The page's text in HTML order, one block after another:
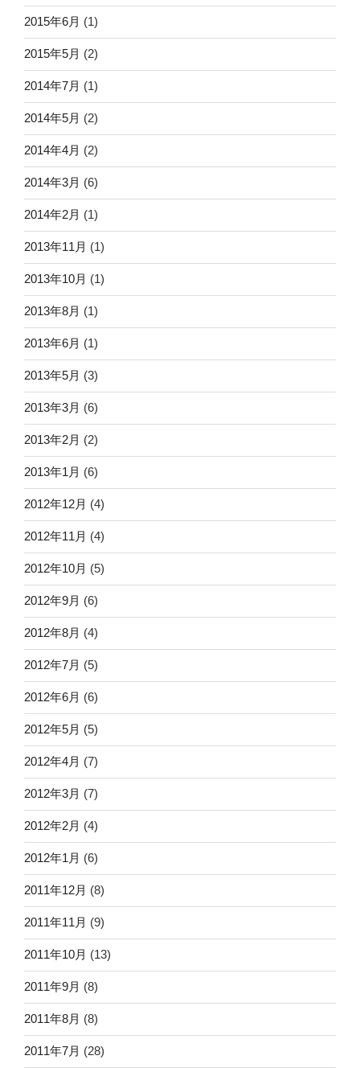
2015年6月 (1)
2015年5月 (2)
2014年7月 (1)
2014年5月 (2)
2014年4月 (2)
2014年3月 (6)
2014年2月 (1)
2013年11月 (1)
2013年10月 (1)
2013年8月 (1)
2013年6月 (1)
2013年5月 (3)
2013年3月 (6)
2013年2月 (2)
2013年1月 (6)
2012年12月 (4)
2012年11月 (4)
2012年10月 (5)
2012年9月 (6)
2012年8月 (4)
2012年7月 (5)
2012年6月 (6)
2012年5月 (5)
2012年4月 (7)
2012年3月 (7)
2012年2月 (4)
2012年1月 (6)
2011年12月 (8)
2011年11月 (9)
2011年10月 (13)
2011年9月 (8)
2011年8月 (8)
2011年7月 (28)